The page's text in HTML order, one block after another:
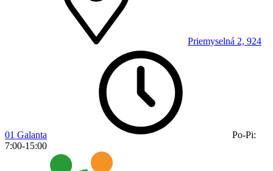
Priemyselná 2, 924
01 Galanta
Po-Pi:
7:00-15:00